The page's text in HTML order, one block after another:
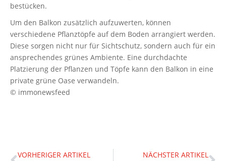
bestücken.
Um den Balkon zusätzlich aufzuwerten, können
verschiedene Pflanztöpfe auf dem Boden arrangiert werden.
Diese sorgen nicht nur für Sichtschutz, sondern auch für ein
ansprechendes grünes Ambiente. Eine durchdachte
Platzierung der Pflanzen und Töpfe kann den Balkon in eine
private grüne Oase verwandeln.
© immonewsfeed
VORHERIGER ARTIKEL NÄCHSTER ARTIKEL